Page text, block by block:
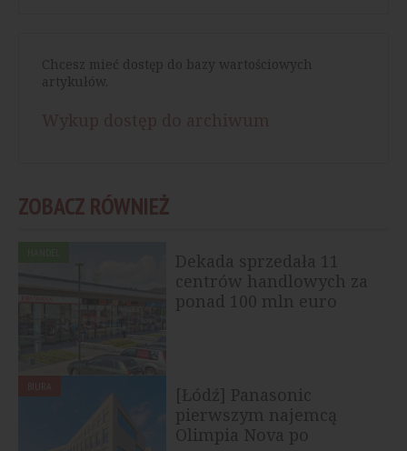
Chcesz mieć dostęp do bazy wartościowych
artykułów.
ZOBACZ RÓWNIEŻ
Dekada sprzedała 11
centrów handlowych za
ponad 100 mln euro
[Łódź] Panasonic
pierwszym najemcą
Olimpia Nova po